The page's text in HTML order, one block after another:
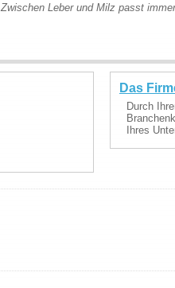
Zwischen Leber und Milz passt
Das
Durch
Ihres